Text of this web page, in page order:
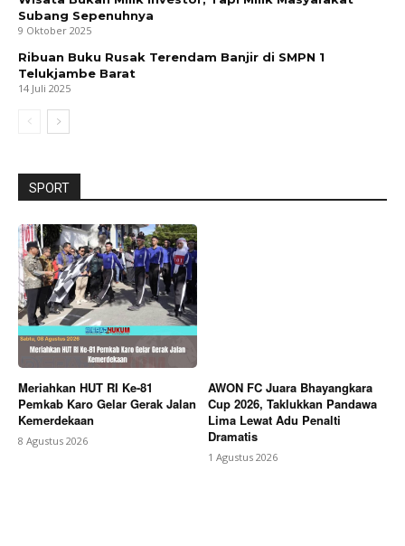
Subang Sepenuhnya
9 Oktober 2025
Ribuan Buku Rusak Terendam Banjir di SMPN 1
Telukjambe Barat
14 Juli 2025
SPORT
Meriahkan HUT RI Ke-81
Pemkab Karo Gelar Gerak Jalan
Kemerdekaan
8 Agustus 2026
AWON FC Juara Bhayangkara
Cup 2026, Taklukkan Pandawa
Lima Lewat Adu Penalti
Dramatis
1 Agustus 2026